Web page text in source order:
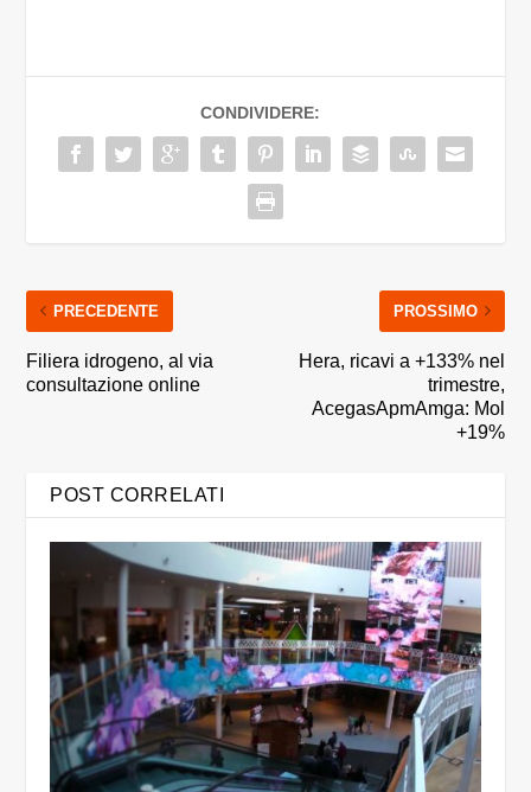
CONDIVIDERE:
PRECEDENTE
Filiera idrogeno, al via
consultazione online
PROSSIMO
Hera, ricavi a +133% nel
trimestre,
AcegasApmAmga: Mol
+19%
POST CORRELATI